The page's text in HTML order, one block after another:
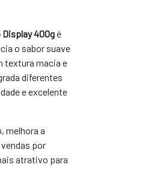
400gé
o sabor suave
textura macia e
diferentes
e excelente
melhora a
por
atrativo para